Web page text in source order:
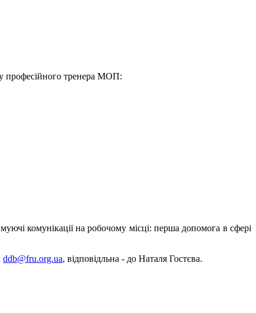
професійного тренера МОП:
комунікації на робочому місці: перша допомога в сфері
ddb@fru.org.ua, відповідльна - до Наталя Гостєва.